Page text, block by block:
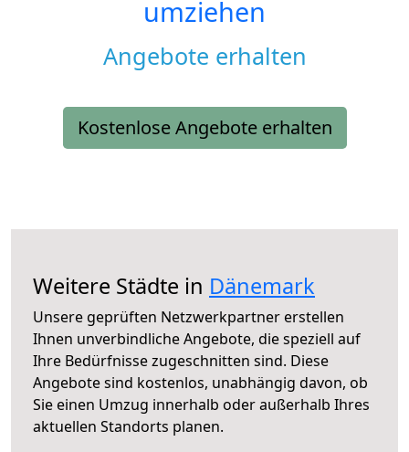
umziehen
Angebote erhalten
Kostenlose Angebote erhalten
Weitere Städte in Dänemark
Unsere geprüften Netzwerkpartner erstellen
Ihnen unverbindliche Angebote, die speziell auf
Ihre Bedürfnisse zugeschnitten sind. Diese
Angebote sind kostenlos, unabhängig davon, ob
Sie einen Umzug innerhalb oder außerhalb Ihres
aktuellen Standorts planen.